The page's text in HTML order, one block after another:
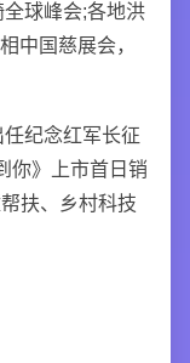
球峰会;各地洪
中国慈展会，
纪念红军长征
你》上市首日销
扶、乡村科技